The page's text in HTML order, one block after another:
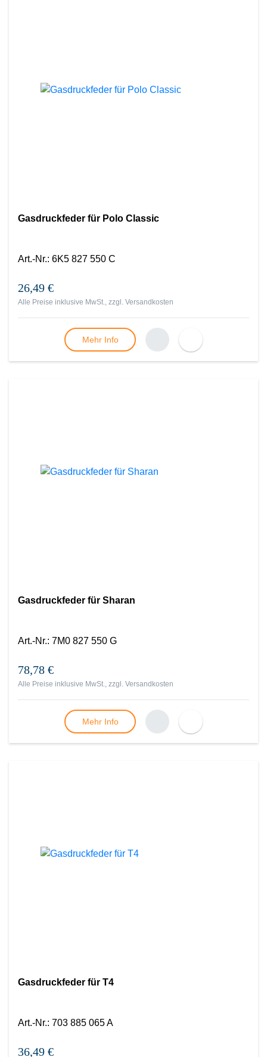
Gasdruckfeder für Polo Classic
Art.-Nr.: 6K5 827 550 C
26,49 €
Alle Preise inklusive MwSt., zzgl. Versandkosten
Mehr Info
Gasdruckfeder für Sharan
Art.-Nr.: 7M0 827 550 G
78,78 €
Alle Preise inklusive MwSt., zzgl. Versandkosten
Mehr Info
Gasdruckfeder für T4
Art.-Nr.: 703 885 065 A
36,49 €